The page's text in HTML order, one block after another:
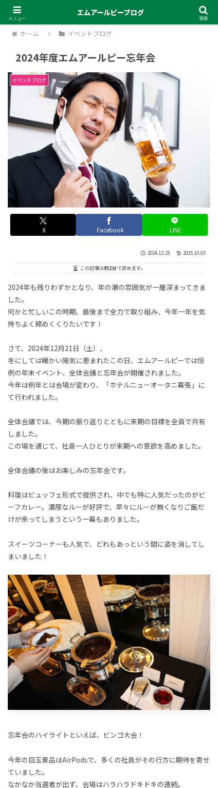
ホーム イベントブログ
2024年度エムアールピー忘年会
イベントブログ
X Facebook LINE
2024.12.25 2025.10.03
この記事は約2分で読めます。
2024年も残りわずかとなり、年の瀬の雰囲気が一層深まってきま
した。
何かと忙しいこの時期、最後まで全力で取り組み、今年一年を気
持ちよく締めくくりたいです！
さて、2024年12月21日（土）、
冬にしては暖かい陽気に恵まれたこの日、エムアールピーでは恒
例の年末イベント、全体会議と忘年会が開催されました。
今年は例年とは会場が変わり、「ホテルニューオータニ幕張」に
て行われました。
全体会議では、今期の振り返りとともに来期の目標を全員で共有
しました。
この場を通じて、社員一人ひとりが来期への意欲を高めました。
全体会議の後はお楽しみの忘年会です。
料理はビュッフェ形式で提供され、中でも特に人気だったのがビ
ーフカレー。濃厚なルーが好評で、早々にルーが無くなりご飯だ
けが余ってしまうという一幕もありました。
スイーツコーナーも人気で、どれもあっという間に姿を消してし
まいました！
忘年会のハイライトといえば、ビンゴ大会！
今年の目玉景品はAirPodsで、多くの社員がその行方に期待を寄せ
ていました。
なかなか当選者が出ず、会場はハラハラドキドキの連続。
メニュー
エムアールピーブログ
検索